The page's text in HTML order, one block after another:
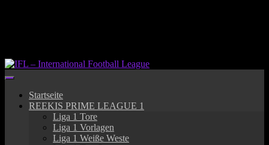
Startseite
REEKIS PRIME LEAGUE 1
Liga 1 Tore
Liga 1 Vorlagen
Liga 1 Weiße Weste